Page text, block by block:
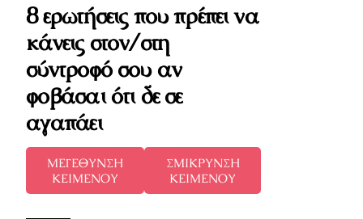
8 ερωτήσεις που πρέπει να
κάνεις στον/στη
σύντροφό σου αν
φοβάσαι ότι δε σε
αγαπάει
ΜΕΓΕΘΥΝΣΗ
ΚΕΙΜΕΝΟΥ
ΣΜΙΚΡΥΝΣΗ
ΚΕΙΜΕΝΟΥ